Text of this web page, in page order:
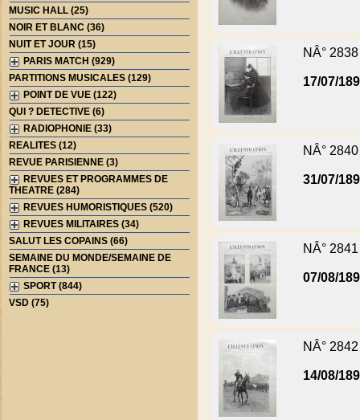
MUSIC HALL (25)
NOIR ET BLANC (36)
NUIT ET JOUR (15)
PARIS MATCH (929)
PARTITIONS MUSICALES (129)
POINT DE VUE (122)
QUI ? DETECTIVE (6)
RADIOPHONIE (33)
REALITES (12)
REVUE PARISIENNE (3)
REVUES ET PROGRAMMES DE
THEATRE (284)
REVUES HUMORISTIQUES (520)
REVUES MILITAIRES (34)
SALUT LES COPAINS (66)
SEMAINE DU MONDE/SEMAINE DE
FRANCE (13)
SPORT (844)
VSD (75)
NÂ° 2838
17/07/
NÂ° 2840
31/07/
NÂ° 2841
07/08/
NÂ° 2842
14/08/